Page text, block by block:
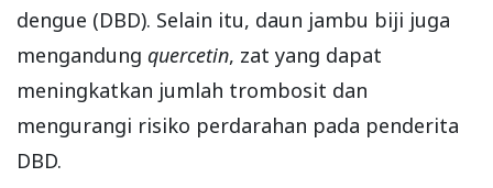
dengue (DBD). Selain itu, daun jambu biji juga
mengandung quercetin, zat yang dapat
meningkatkan jumlah trombosit dan
mengurangi risiko perdarahan pada penderita
DBD.